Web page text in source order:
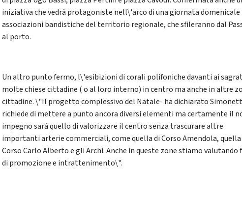
iniziativa che vedrà protagoniste nell\'arco di una giornata domenicale
associazioni bandistiche del territorio regionale, che sfileranno dal
al porto.
Un altro punto fermo, l\'esibizioni di corali polifoniche davanti ai
molte chiese cittadine ( o al loro interno) in centro ma anche in altre
cittadine. \"Il progetto complessivo del Natale- ha dichiarato
richiede di mettere a punto ancora diversi elementi ma certamente il
impegno sarà quello di valorizzare il centro senza trascurare altre
importanti arterie commerciali, come quella di Corso Amendola, quella
Corso Carlo Alberto e gli Archi. Anche in queste zone stiamo valutando
di promozione e intrattenimento\".